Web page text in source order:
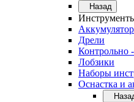
Назад
Дрели
Контрольно
Лобзики
Наборы
Оснастка и